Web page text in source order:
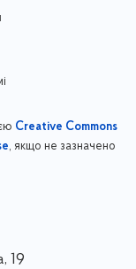
Creative Commons
, якщо не зазначено
19